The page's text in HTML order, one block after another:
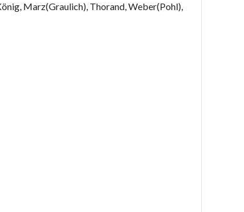
Marz(Graulich), Thorand, Weber(Pohl),